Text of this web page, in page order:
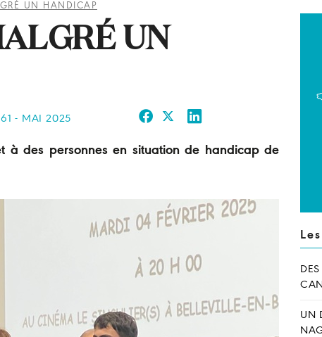
UN HANDICAP
UN
- MAI 2025
à des personnes en situation de handicap de
UN